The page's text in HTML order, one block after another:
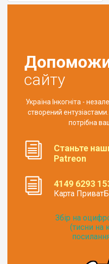
сайту
Україна Інкогніта -
створений
потрібна
Станьте
Patreon
4149 6293
Карта
Збір на
(тисни на